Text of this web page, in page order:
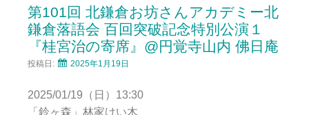
ス
キ
ッ
第101回 北鎌倉お坊さんアカデミー北
鎌倉落語会 百回突破記念特別公演１
『桂宮治の寄席』@円覚寺山内 佛日庵
投稿日: 2025年1月19日
2025/01/19（日）13:30
「鈴ヶ森」林家けい木